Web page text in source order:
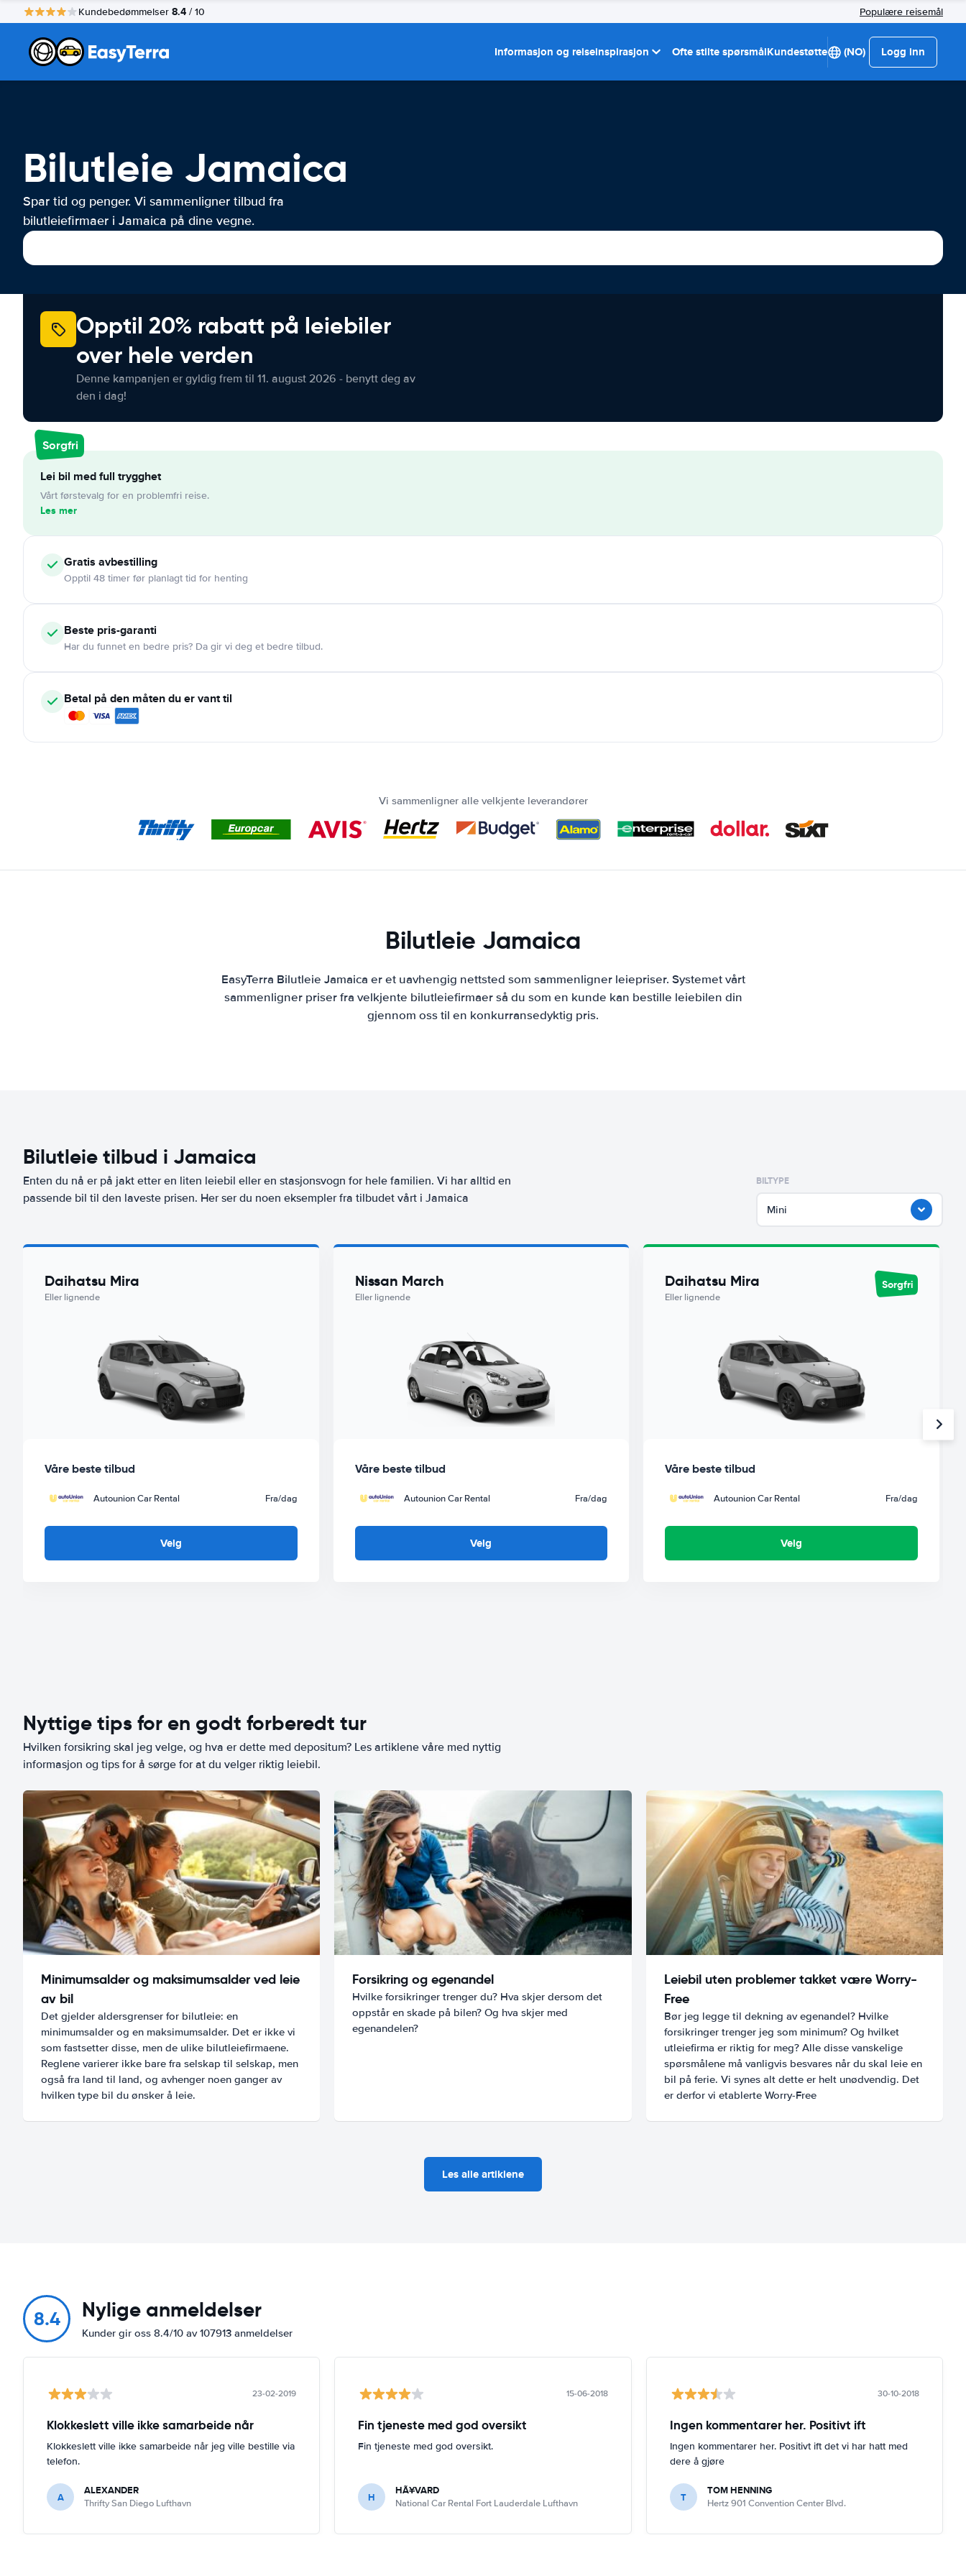
Kundebedømmelser 8.4 / 10 Populære reisemål
Informasjon og reiseinspirasjon Ofte stilte spørsmålKundestøtte (NO) Logg inn
Bilutleie Jamaica
Spar tid og penger. Vi sammenligner tilbud fra
bilutleiefirmaer i Jamaica på dine vegne.
Opptil 20% rabatt på leiebiler
over hele verden
Denne kampanjen er gyldig frem til 11. august 2026 - benytt deg av
den i dag!
Sorgfri
Lei bil med full trygghet
Vårt førstevalg for en problemfri reise.
Les mer
Gratis avbestilling
Opptil 48 timer før planlagt tid for henting
Beste pris-garanti
Har du funnet en bedre pris? Da gir vi deg et bedre tilbud.
Betal på den måten du er vant til
Vi sammenligner alle velkjente leverandører
Bilutleie Jamaica
EasyTerra Bilutleie Jamaica er et uavhengig nettsted som sammenligner leiepriser. Systemet vårt
sammenligner priser fra velkjente bilutleiefirmaer så du som en kunde kan bestille leiebilen din
gjennom oss til en konkurransedyktig pris.
Bilutleie tilbud i Jamaica
Enten du nå er på jakt etter en liten leiebil eller en stasjonsvogn for hele familien. Vi har alltid en
passende bil til den laveste prisen. Her ser du noen eksempler fra tilbudet vårt i Jamaica
BILTYPE
Mini
Daihatsu Mira
Eller lignende
Våre beste tilbud
Autounion Car Rental Fra/dag
Velg
Nissan March
Eller lignende
Våre beste tilbud
Autounion Car Rental Fra/dag
Velg
Daihatsu Mira
Eller lignende
Sorgfri
Våre beste tilbud
Autounion Car Rental Fra/dag
Velg
Nyttige tips for en godt forberedt tur
Hvilken forsikring skal jeg velge, og hva er dette med depositum? Les artiklene våre med nyttig
informasjon og tips for å sørge for at du velger riktig leiebil.
Minimumsalder og maksimumsalder ved leie
av bil
Det gjelder aldersgrenser for bilutleie: en
minimumsalder og en maksimumsalder. Det er ikke vi
som fastsetter disse, men de ulike bilutleiefirmaene.
Reglene varierer ikke bare fra selskap til selskap, men
også fra land til land, og avhenger noen ganger av
hvilken type bil du ønsker å leie.
Forsikring og egenandel
Hvilke forsikringer trenger du? Hva skjer dersom det
oppstår en skade på bilen? Og hva skjer med
egenandelen?
Leiebil uten problemer takket være Worry-
Free
Bør jeg legge til dekning av egenandel? Hvilke
forsikringer trenger jeg som minimum? Og hvilket
utleiefirma er riktig for meg? Alle disse vanskelige
spørsmålene må vanligvis besvares når du skal leie en
bil på ferie. Vi synes alt dette er helt unødvendig. Det
er derfor vi etablerte Worry-Free
Les alle artiklene
8.4 Nylige anmeldelser
Kunder gir oss 8.4/10 av 107913 anmeldelser
23-02-2019
Klokkeslett ville ikke samarbeide når
Klokkeslett ville ikke samarbeide når jeg ville bestille via
telefon.
A ALEXANDER
Thrifty San Diego Lufthavn
15-06-2018
Fin tjeneste med god oversikt
Fin tjeneste med god oversikt.
H HÃ¥VARD
National Car Rental Fort Lauderdale Lufthavn
30-10-2018
Ingen kommentarer her. Positivt ift
Ingen kommentarer her. Positivt ift det vi har hatt med
dere å gjøre
T TOM HENNING
Hertz 901 Convention Center Blvd.